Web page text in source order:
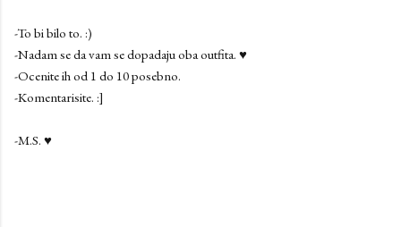
-To bi bilo to. :)
-Nadam se da vam se dopadaju oba outfita. ♥
-Ocenite ih od 1 do 10 posebno.
-Komentarisite. :]
-M.S. ♥